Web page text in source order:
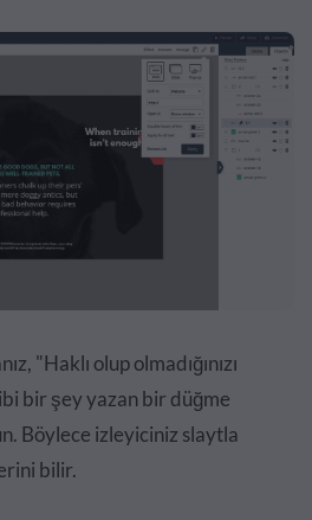
"Haklı olup olmadığınızı
bir şey yazan bir düğme
Böylece izleyiciniz slaytla
bilir.